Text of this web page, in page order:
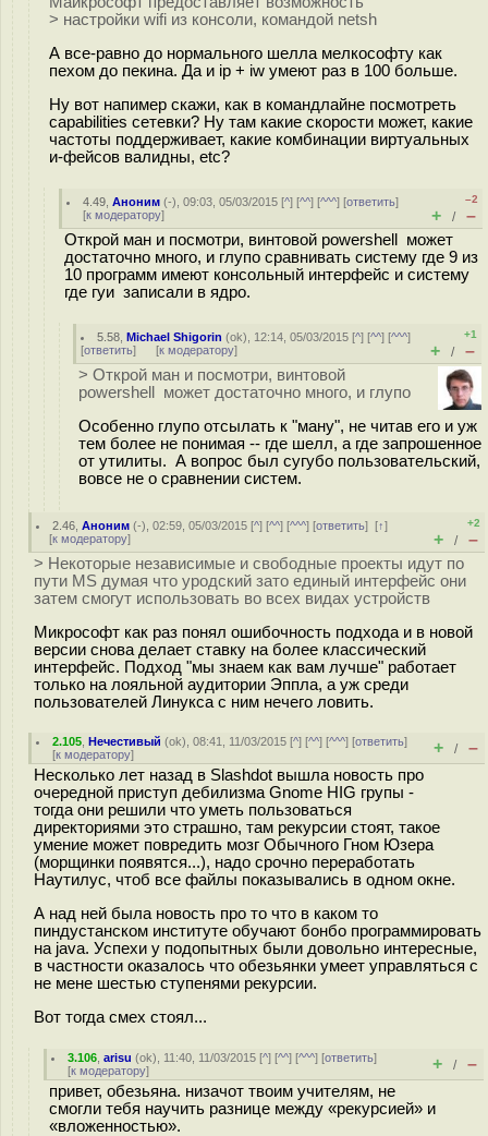
> настройки wifi из консоли, командой netsh
А все-равно до нормального шелла мелкософту как
пехом до пекина. Да и ip + iw умеют раз в 100 больше.
Ну вот напимер скажи, как в командлайне посмотреть
capabilities сетевки? Ну там какие скорости может, какие
частоты поддерживает, какие комбинации виртуальных
и-фейсов валидны, etc?
4.49 ,Аноним (-), 09:03, 05/03/2015 [^] [^^] [^^^] [ответить]
[к модератору]
–2
+ / –
Открой ман и посмотри, винтовой powershell может
достаточно много, и глупо сравнивать систему где 9 из
10 программ имеют консольный интерфейс и систему
где гуи записали в ядро.
5.58 ,Michael Shigorin (ok), 12:14, 05/03/2015 [^] [^^] [^^^]
[ответить] [к модератору]
+1
+ / –
> Открой ман и посмотри, винтовой
powershell может достаточно много, и глупо
Особенно глупо отсылать к "ману", не читав его и уж
тем более не понимая -- где шелл, а где запрошенное
от утилиты. А вопрос был сугубо пользовательский,
вовсе не о сравнении систем.
2.46 ,Аноним (-), 02:59, 05/03/2015 [^] [^^] [^^^] [ответить][↑]
[к модератору]
+2
+ / –
> Некоторые независимые и свободные проекты идут по
пути MS думая что уродский зато единый интерфейс они
затем смогут использовать во всех видах устройств
Микрософт как раз понял ошибочность подхода и в новой
версии снова делает ставку на более классический
интерфейс. Подход "мы знаем как вам лучше" работает
только на лояльной аудитории Эппла, а уж среди
пользователей Линукса с ним нечего ловить.
2.105 ,Нечестивый (ok), 08:41, 11/03/2015 [^] [^^] [^^^] [ответить]
[к модератору] + / –
Несколько лет назад в Slashdot вышла новость про
очередной приступ дебилизма Gnome HIG групы -
тогда они решили что уметь пользоваться
директориями это страшно, там рекурсии стоят, такое
умение может повредить мозг Обычного Гном Юзера
(морщинки появятся...), надо срочно переработать
Наутилус, чтоб все файлы показывались в одном окне.
А над ней была новость про то что в каком то
пиндустанском институте обучают бонбо программировать
на java. Успехи у подопытных были довольно интересные,
в частности оказалось что обезьянки умеет управляться с
не мене шестью ступенями рекурсии.
Вот тогда смех стоял...
3.106 ,arisu (ok), 11:40, 11/03/2015 [^] [^^] [^^^] [ответить]
[к модератору] + / –
привет, обезьяна. низачот твоим учителям, не
смогли тебя научить разнице между «рекурсией» и
«вложенностью».